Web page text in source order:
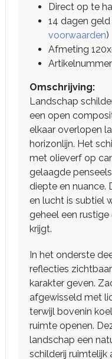
Direct op te
14 dagen
voorwaarden)
Afmeting
Omschrijving:
Landschap
een open
elkaar overlopen
horizonlijn. Het
met olieverf op
gelaagde
diepte en nuance.
en lucht is subtiel
geheel een
krijgt.
In het onderste
reflecties
karakter geven.
afgewisseld met
terwijl bovenin
ruimte openen.
landschap een
schilderij ruimtelijk